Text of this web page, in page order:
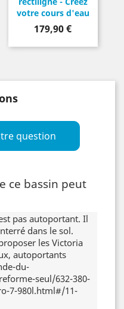
votre cours d'eau
Prix
179,90 €
question
ce bassin peut
pas autoportant. Il
dans le sol.
les Victoria
autoportants
du-
seul/632-380-
7-980l.html#/11-